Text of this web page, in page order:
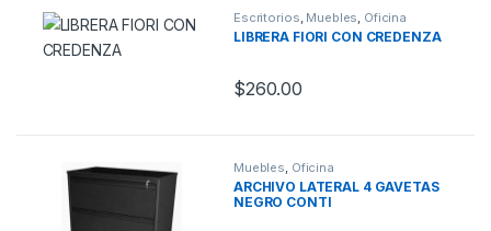
Escritorios Muebles Oficina
LIBRERA FIORI CON CREDENZA
$260.00
Muebles Oficina
ARCHIVO LATERAL 4 GAVETAS
NEGRO CONTI